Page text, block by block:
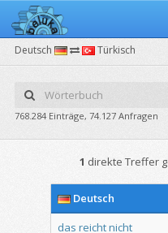
Deutsch Türkisch
768.284 Einträge, 74.127 Anfragen
1 direkte Treffer
Deutsch
das reichtnicht